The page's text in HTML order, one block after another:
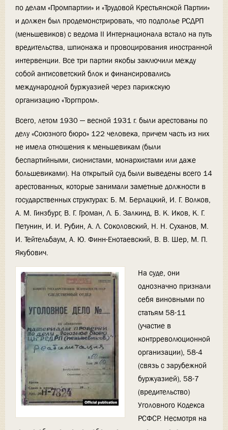
по делам «Промпартии» и «Трудовой Крестьянской Партии»
и должен был продемонстрировать, что подполье РСДРП
(меньшевиков) с ведома II Интернационала встало на путь
вредительства, шпионажа и провоцирования иностранной
интервенции. Все три партии якобы заключили между
собой антисоветский блок и финансировались
международной буржуазией через парижскую
организацию «Торгпром».
Всего, летом 1930 — весной 1931 г. были арестованы по
делу «Союзного бюро» 122 человека, причем часть из них
не имела отношения к меньшевикам (были
беспартийными, сионистами, монархистами или даже
большевиками). На открытый суд были выведены всего 14
арестованных, которые занимали заметные должности в
государственных структурах: Б. М. Берлацкий, И. Г. Волков,
А. М. Гинзбург, В. Г. Громан, Л. Б. Залкинд, В. К. Иков, К. Г.
Петунин, И. И. Рубин, А. Л. Соколовский, Н. Н. Суханов, М.
И. Тейтельбаум, А. Ю. Финн-Енотаевский, В. В. Шер, М. П.
Якубович.
На суде, они
однозначно признали
себя виновными по
статьям 58-11
(участие в
контрреволюционной
организации), 58-4
(связь с зарубежной
буржуазией), 58-7
(вредительство)
Уголовного Кодекса
РСФСР. Несмотря на